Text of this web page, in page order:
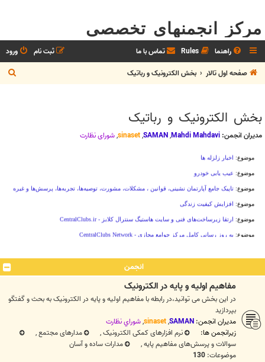
مرکز انجمنهای تخصصی
راهنما Rules تماس با ما ورود
ثبت نام
صفحه اول تالار
بخش الکترونيک و رباتیک
س
بخش الکترونيک و رباتیک
مدیران انجمن: Mahdi Mahdavi
,
SAMAN
,
sinaset
,شوراي نظارت
انجمن
مفاهیم اولیه و پایه در الکترونیک
در این بخش می توانید،در رابطه با مفاهیم اولیه و پایه در الکترونیک به بحث و گفتگو
بپردازید
مدیران انجمن: SAMAN
,
sinaset
,شوراي نظارت
زیرانجمن ها:
نرم افزارهای کمکی الکترونیک, مدارهای مجتمع,
سوالات و پرسش‌های مفاهیم پایه,
مدارات ساده و آسان
موضوعات: 130